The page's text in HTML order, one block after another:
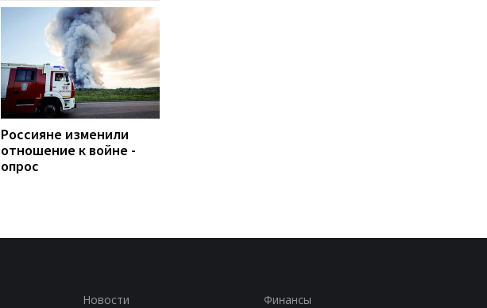
Россияне изменили
отношение к войне -
опрос
Новости Финансы